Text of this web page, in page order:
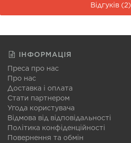
Відгуків (2)
ІНФОРМАЦІЯ
Преса про нас
Про нас
Доставка і оплата
Стати партнером
Угода користувача
Відмова від відповідальності
Політика конфіденційності
Повернення та обмін